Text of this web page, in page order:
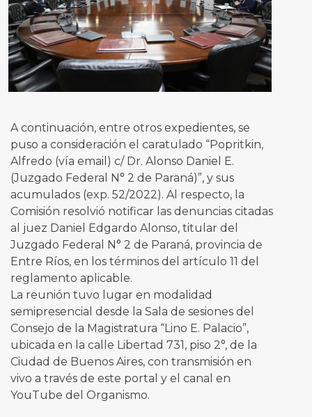
A continuación, entre otros expedientes, se
puso a consideración el caratulado “Popritkin,
Alfredo (vía email) c/ Dr. Alonso Daniel E.
(Juzgado Federal N° 2 de Paraná)”, y sus
acumulados (exp. 52/2022). Al respecto, la
Comisión resolvió notificar las denuncias citadas
al juez Daniel Edgardo Alonso, titular del
Juzgado Federal N° 2 de Paraná, provincia de
Entre Ríos, en los términos del artículo 11 del
reglamento aplicable.
La reunión tuvo lugar en modalidad
semipresencial desde la Sala de sesiones del
Consejo de la Magistratura “Lino E. Palacio”,
ubicada en la calle Libertad 731, piso 2°, de la
Ciudad de Buenos Aires, con transmisión en
vivo a través de este portal y el canal en
YouTube del Organismo.